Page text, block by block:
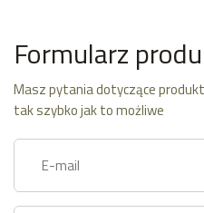
Formularz
Masz pytania dotyczące
tak szybko jak to możliwe